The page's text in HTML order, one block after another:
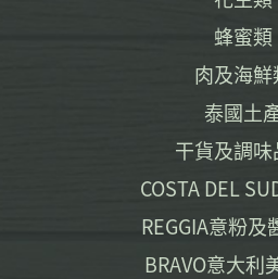
蜂蜜類
肉及海鮮
泰國土
干貨及調
COSTA DEL
REGGIA意粉及
BRAVO意大利